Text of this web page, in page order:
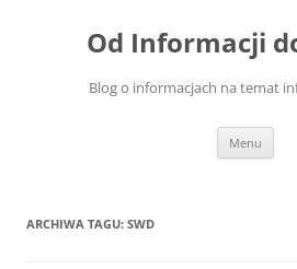
Od Informacji
Blog o informacjach na temat
Menu
ARCHIWA TAGU: SWD